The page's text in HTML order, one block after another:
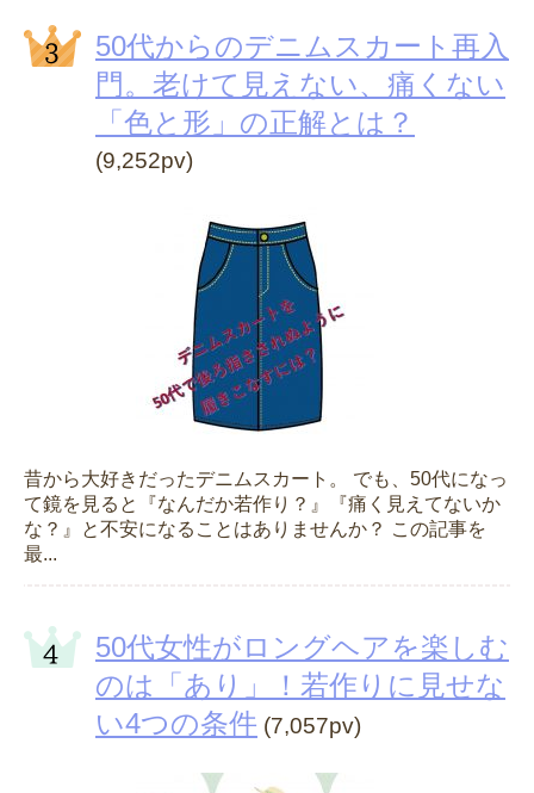
50代からのデニムスカート再入
門。老けて見えない、痛くない
「色と形」の正解とは？
(9,252pv)
昔から大好きだったデニムスカート。 でも、50代になっ
て鏡を見ると『なんだか若作り？』『痛く見えてないか
な？』と不安になることはありませんか？ この記事を
最...
50代女性がロングヘアを楽しむ
のは「あり」！若作りに見せな
い4つの条件 (7,057pv)